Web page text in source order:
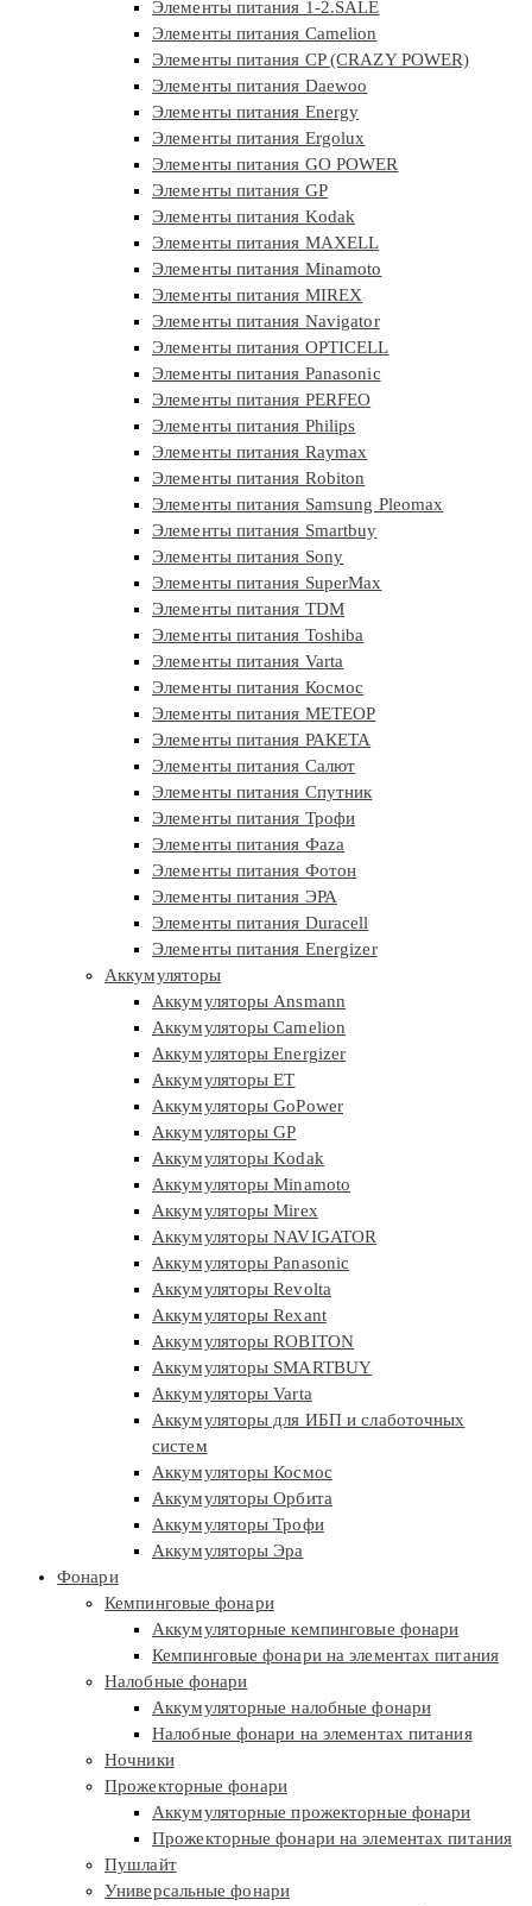
Элементы питания 1-2.SALE
Элементы питания Camelion
Элементы питания CP (CRAZY POWER)
Элементы питания Daewoo
Элементы питания Energy
Элементы питания Ergolux
Элементы питания GO POWER
Элементы питания GP
Элементы питания Kodak
Элементы питания MAXELL
Элементы питания Minamoto
Элементы питания MIREX
Элементы питания Navigator
Элементы питания OPTICELL
Элементы питания Panasonic
Элементы питания PERFEO
Элементы питания Philips
Элементы питания Raymax
Элементы питания Robiton
Элементы питания Samsung Pleomax
Элементы питания Smartbuy
Элементы питания Sony
Элементы питания SuperMax
Элементы питания TDM
Элементы питания Toshiba
Элементы питания Varta
Элементы питания Космос
Элементы питания МЕТЕОР
Элементы питания РАКЕТА
Элементы питания Салют
Элементы питания Спутник
Элементы питания Трофи
Элементы питания Фaza
Элементы питания Фотон
Элементы питания ЭРА
Элементы питания Duracell
Элементы питания Energizer
Аккумуляторы
Аккумуляторы Ansmann
Аккумуляторы Camelion
Аккумуляторы Energizer
Аккумуляторы ET
Аккумуляторы GoPower
Аккумуляторы GP
Аккумуляторы Kodak
Аккумуляторы Minamoto
Аккумуляторы Mirex
Аккумуляторы NAVIGATOR
Аккумуляторы Panasonic
Аккумуляторы Revolta
Аккумуляторы Rexant
Аккумуляторы ROBITON
Аккумуляторы SMARTBUY
Аккумуляторы Varta
Аккумуляторы для ИБП и слаботочных
систем
Аккумуляторы Космос
Аккумуляторы Орбита
Аккумуляторы Трофи
Аккумуляторы Эра
Фонари
Кемпинговые фонари
Аккумуляторные кемпинговые фонари
Кемпинговые фонари на элементах питания
Налобные фонари
Аккумуляторные налобные фонари
Налобные фонари на элементах питания
Ночники
Прожекторные фонари
Аккумуляторные прожекторные фонари
Прожекторные фонари на элементах питания
Пушлайт
Универсальные фонари